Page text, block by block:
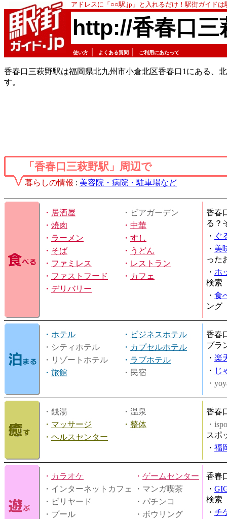
アドレスに「○○駅.jp」と入れるだけ！駅街ガイド
http://香春口三
使い方 よくある質問 ご利用にあたって
香春口三萩野駅は福岡県北九州市小倉北区香春口1にある、
す。
「香春口三萩野駅」周辺で
暮らしの情報 : 美容院・病院・駐車場など
・ 居酒屋
・ビアガーデン
・ 焼肉 ・ 中華
・ ラーメン ・ すし
・ そば ・ うどん
・ ファミレス ・ レストラン
・ ファストフード ・ カフェ
・ デリバリー
香春
る？
・ ぐ
・ 美
った
・ ホ
検索
・ 食
ング
・ ホテル ・ ビジネスホテル
・シティホテル
・ カプセルホテル
・リゾートホテル
・ ラブホテル
・ 旅館 ・民宿
香春
プラ
・ 楽
・ じ
・
・銭湯
・温泉
・ マッサージ ・ 整体
・ ヘルスセンター
香春
・
スポ
・ 福
・ カラオケ ・ ゲームセンター
・インターネットカフェ
・マンガ喫茶
・ビリヤード
・パチンコ
・プール
・ボウリング
香春
・
検索
・ チ